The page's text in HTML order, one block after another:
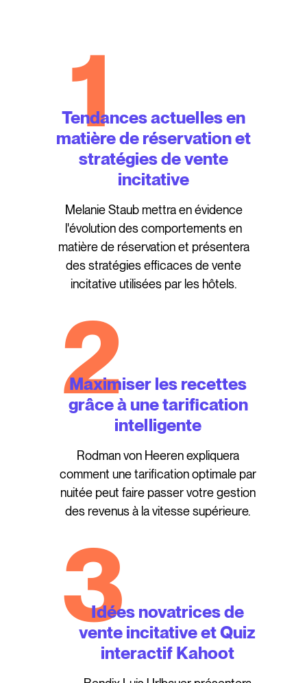
1
Tendances actuelles en
matière de réservation et
stratégies de vente
incitative
Melanie Staub mettra en évidence
l'évolution des comportements en
matière de réservation et présentera
des stratégies efficaces de vente
incitative utilisées par les hôtels.
2
Maximiser les recettes
grâce à une tarification
intelligente
Rodman von Heeren expliquera
comment une tarification optimale par
nuitée peut faire passer votre gestion
des revenus à la vitesse supérieure.
3
Idées novatrices de
vente incitative et Quiz
interactif Kahoot